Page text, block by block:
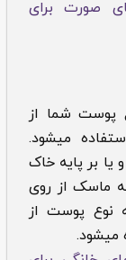
صورت برای
پوست شما از
میشود.
یا بر پایه خاک
از گذشت 15 الی 20 دقیقه ماسک از روی
نوع پوست از
میشود.